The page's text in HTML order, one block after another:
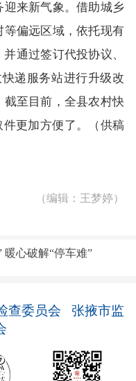
来新气象。借助城乡
偏远区域，依托现有
通过签订代投协议、
递服务站进行升级改
至目前，全县农村快
更加方便了。（供稿
（编辑：王梦婷）
暖心破解“停车难”
查委员会 张掖市监